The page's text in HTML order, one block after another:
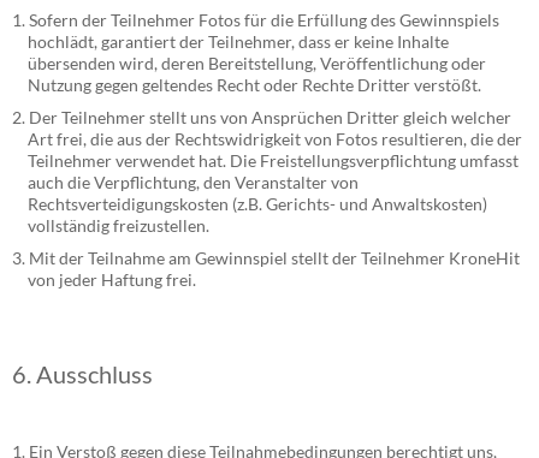
Sofern der Teilnehmer Fotos für die Erfüllung des Gewinnspiels
hochlädt, garantiert der Teilnehmer, dass er keine Inhalte
übersenden wird, deren Bereitstellung, Veröffentlichung oder
Nutzung gegen geltendes Recht oder Rechte Dritter verstößt.
Der Teilnehmer stellt uns von Ansprüchen Dritter gleich welcher
Art frei, die aus der Rechtswidrigkeit von Fotos resultieren, die der
Teilnehmer verwendet hat. Die Freistellungsverpflichtung umfasst
auch die Verpflichtung, den Veranstalter von
Rechtsverteidigungskosten (z.B. Gerichts- und Anwaltskosten)
vollständig freizustellen.
Mit der Teilnahme am Gewinnspiel stellt der Teilnehmer KroneHit
von jeder Haftung frei.
6. Ausschluss
Ein Verstoß gegen diese Teilnahmebedingungen berechtigt uns,